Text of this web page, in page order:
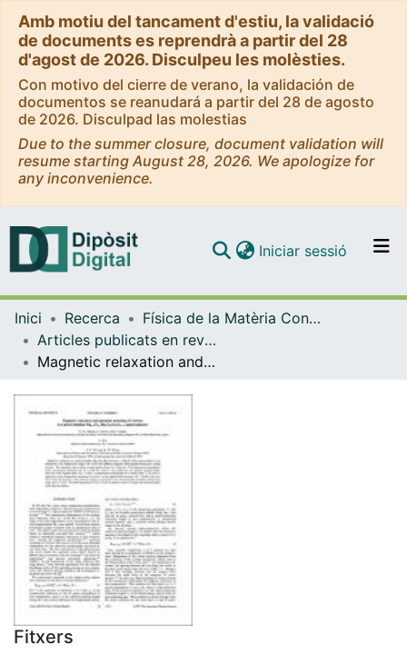
Amb motiu del tancament d'estiu, la validació
de documents es reprendrà a partir del 28
d'agost de 2026. Disculpeu les molèsties.
Con motivo del cierre de verano, la validación de
documentos se reanudará a partir del 28 de agosto
de 2026. Disculpad las molestias
Due to the summer closure, document validation will
resume starting August 28, 2026. We apologize for
any inconvenience.
Navega per tot el DD
Com publicar
Contacte
Iniciar sessió (current)
Inici Recerca
Física de la Matèria Condensada
Articles publicats en revistes (Física de la Matèria Condensada)
Magnetic relaxation and quantum tunneling of vortices in polycristalline Hg0.8Tl0.2Ba2Ca2Cu3O8+sigma
Fitxers